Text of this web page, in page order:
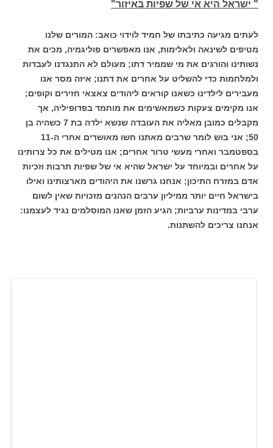
" ישראל היא אי של שפיות באיזור"
לעתים מגיעה כתיבתו של חמיד לוידוי כואב: המורים שלנו
מטיפים לשינאה ולאלימות, אנו מאפשרים פוליגמיה, מכים את
נשותינו והורגים את מי שממיר דתו; מעולם לא התנגדנו לעבדות
ולמלחמות כדי להשליט על אחרים את דתנו; איזה מסר אנו
מעבירים לילדינו כשאנו קוראים ליהודים צאצאי חזירים וקופים;
אנו מקימים צעקות כשמאשימים את מוחמד בפדופיליה, אך
מקבלים כמובן מאליה את העובדה שנשא ילדה בת 7 כשהיה בן
50; אני בוש לומר שרבים מאתנו חשו מאושרים אחרי ה-11
בספטמבר ואחרי מעשי טרור אחרים; אנו מטילים את כל צרותינו
על אחרים ובמיוחד על ישראל שהיא אי של שפיות תרבות וזכיות
אדם במזרח התיכון; אנחנו גרשנו את היהודים מארצותינו ואילו
בישראל חיים יותר ממיליון ערבים הנהנים מזכויות שאין לשום
ערבי במדינות ערביות; הגיע הזמן שאנו המוסלמים נגיד לעצמנו:
אנחנו צריכים להשתנות.